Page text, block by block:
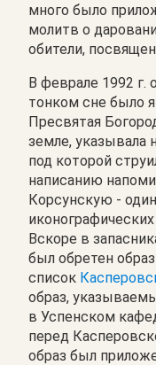
много было
молитв о
обители,
В феврале 1992
тонком сне было
Пресвятая
земле, указывала
под которой
написанию
Корсунскую -
Вскоре в
был обретен
список
образ,
в Успенском
перед
образ был